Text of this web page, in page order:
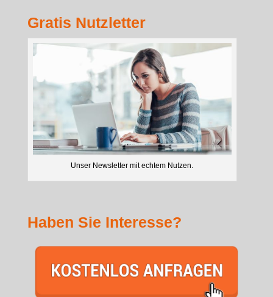
Gratis Nutzletter
Unser Newsletter mit echtem Nutzen.
Haben Sie Interesse?